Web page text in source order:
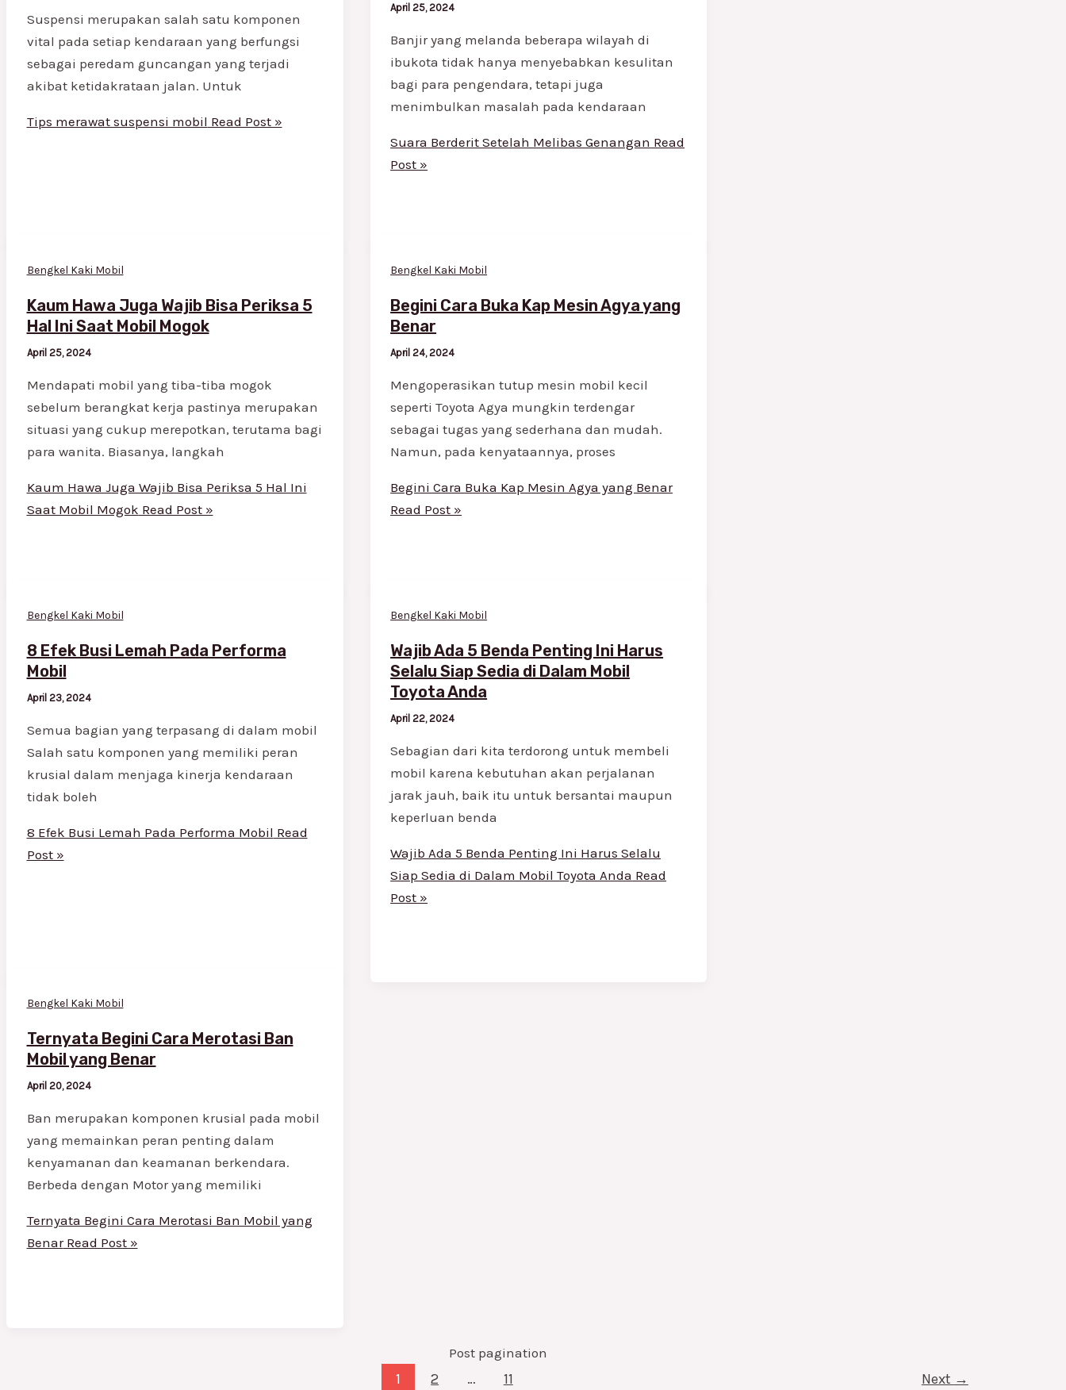
Suspensi merupakan salah satu komponen
vital pada setiap kendaraan yang berfungsi
sebagai peredam guncangan yang terjadi
akibat ketidakrataan jalan. Untuk
Tips merawat suspensi mobil Read Post »
April 25, 2024
Banjir yang melanda beberapa wilayah di
ibukota tidak hanya menyebabkan kesulitan
bagi para pengendara, tetapi juga
menimbulkan masalah pada kendaraan
Suara Berderit Setelah Melibas Genangan Read
Post »
Bengkel Kaki Mobil
Kaum Hawa Juga Wajib Bisa Periksa 5
Hal Ini Saat Mobil Mogok
April 25, 2024
Mendapati mobil yang tiba-tiba mogok
sebelum berangkat kerja pastinya merupakan
situasi yang cukup merepotkan, terutama bagi
para wanita. Biasanya, langkah
Kaum Hawa Juga Wajib Bisa Periksa 5 Hal Ini
Saat Mobil Mogok Read Post »
Bengkel Kaki Mobil
Begini Cara Buka Kap Mesin Agya yang
Benar
April 24, 2024
Mengoperasikan tutup mesin mobil kecil
seperti Toyota Agya mungkin terdengar
sebagai tugas yang sederhana dan mudah.
Namun, pada kenyataannya, proses
Begini Cara Buka Kap Mesin Agya yang Benar
Read Post »
Bengkel Kaki Mobil
8 Efek Busi Lemah Pada Performa
Mobil
April 23, 2024
Semua bagian yang terpasang di dalam mobil
Salah satu komponen yang memiliki peran
krusial dalam menjaga kinerja kendaraan
tidak boleh
8 Efek Busi Lemah Pada Performa Mobil Read
Post »
Bengkel Kaki Mobil
Wajib Ada 5 Benda Penting Ini Harus
Selalu Siap Sedia di Dalam Mobil
Toyota Anda
April 22, 2024
Sebagian dari kita terdorong untuk membeli
mobil karena kebutuhan akan perjalanan
jarak jauh, baik itu untuk bersantai maupun
keperluan benda
Wajib Ada 5 Benda Penting Ini Harus Selalu
Siap Sedia di Dalam Mobil Toyota Anda Read
Post »
Bengkel Kaki Mobil
Ternyata Begini Cara Merotasi Ban
Mobil yang Benar
April 20, 2024
Ban merupakan komponen krusial pada mobil
yang memainkan peran penting dalam
kenyamanan dan keamanan berkendara.
Berbeda dengan Motor yang memiliki
Ternyata Begini Cara Merotasi Ban Mobil yang
BenarRead Post »
Post pagination
1 2 … 11 Next →